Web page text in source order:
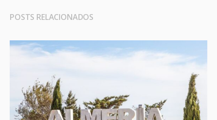
POSTS RELACIONADOS